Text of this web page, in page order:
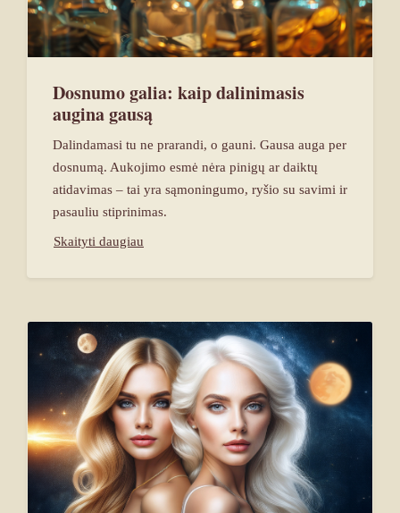
Dosnumo galia: kaip dalinimasis
augina gausą
Dalindamasi tu ne prarandi, o gauni. Gausa auga per
dosnumą. Aukojimo esmė nėra pinigų ar daiktų
atidavimas – tai yra sąmoningumo, ryšio su savimi ir
pasauliu stiprinimas.
Skaityti daugiau